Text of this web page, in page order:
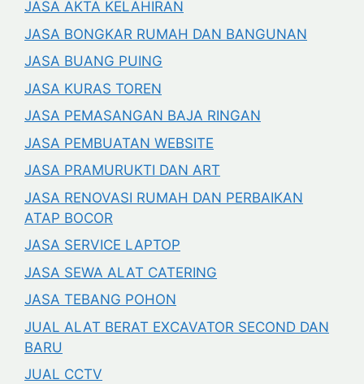
JASA AKTA KELAHIRAN
JASA BONGKAR RUMAH DAN BANGUNAN
JASA BUANG PUING
JASA KURAS TOREN
JASA PEMASANGAN BAJA RINGAN
JASA PEMBUATAN WEBSITE
JASA PRAMURUKTI DAN ART
JASA RENOVASI RUMAH DAN PERBAIKAN
ATAP BOCOR
JASA SERVICE LAPTOP
JASA SEWA ALAT CATERING
JASA TEBANG POHON
JUAL ALAT BERAT EXCAVATOR SECOND DAN
BARU
JUAL CCTV